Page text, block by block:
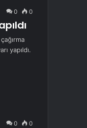
0 0
yapıldı.
0 0